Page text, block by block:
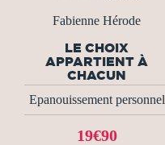
Fabienne Hérode
LE CHOIX
APPARTIENT À
CHACUN
Epanouissement personnel
19€90